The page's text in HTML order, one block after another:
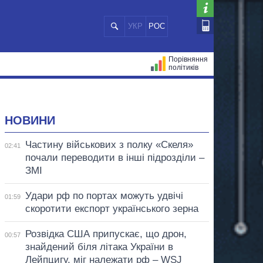
УКР РОС
Порівняння
політиків
НОВИНИ
02:41
Частину військових з полку «Скеля»
почали переводити в інші підрозділи –
ЗМІ
01:59
Удари рф по портах можуть удвічі
скоротити експорт українського зерна
00:57
Розвідка США припускає, що дрон,
знайдений біля літака України в
Лейпцигу, міг належати рф – WSJ